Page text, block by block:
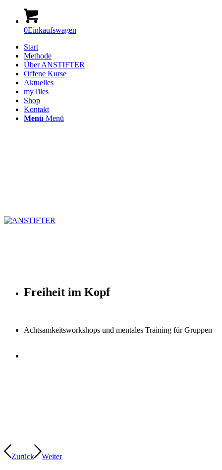
0Einkaufswagen
Start
Methode
Über ANSTIFTER
Offene Kurse
Aktuelles
myTiles
Shop
Kontakt
Menü Menü
Freiheit im Kopf
Achtsamkeitsworkshops und mentales Training für Gruppen
Zurück Weiter